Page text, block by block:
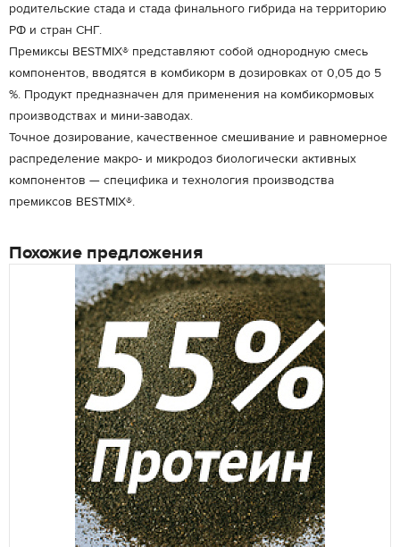
родительские стада и стада финального гибрида на территорию
РФ и стран СНГ.
Премиксы BESTMIX® представляют собой однородную смесь
компонентов, вводятся в комбикорм в дозировках от 0,05 до 5
%. Продукт предназначен для применения на комбикормовых
производствах и мини-заводах.
Точное дозирование, качественное смешивание и равномерное
распределение макро- и микродоз биологически активных
компонентов — специфика и технология производства
премиксов BESTMIX®.
Похожие предложения